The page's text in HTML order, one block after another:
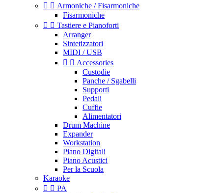
  Armoniche / Fisarmoniche
Fisarmoniche
  Tastiere e Pianoforti
Arranger
Sintetizzatori
MIDI / USB
  Accessories
Custodie
Panche / Sgabelli
Supporti
Pedali
Cuffie
Alimentatori
Drum Machine
Expander
Workstation
Piano Digitali
Piano Acustici
Per la Scuola
Karaoke
  PA